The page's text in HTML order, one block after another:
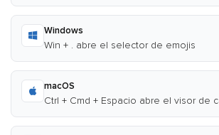
Windows
Win + . abre el selector de emojis
macOS
Ctrl + Cmd + Espacio abre el visor de